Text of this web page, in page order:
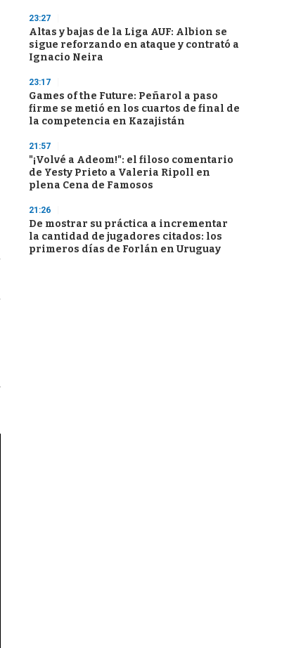
23:27
Altas y bajas de la Liga AUF: Albion se
sigue reforzando en ataque y contrató a
Ignacio Neira
23:17
Games of the Future: Peñarol a paso
firme se metió en los cuartos de final de
la competencia en Kazajistán
21:57
"¡Volvé a Adeom!": el filoso comentario
de Yesty Prieto a Valeria Ripoll en
plena Cena de Famosos
21:26
De mostrar su práctica a incrementar
la cantidad de jugadores citados: los
primeros días de Forlán en Uruguay